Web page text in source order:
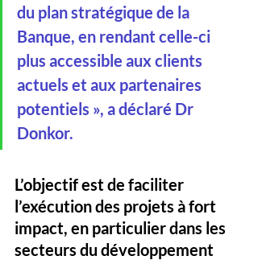
du plan stratégique de la
Banque, en rendant celle-ci
plus accessible aux clients
actuels et aux partenaires
potentiels », a déclaré Dr
Donkor.
L’objectif est de faciliter
l’exécution des projets à fort
impact, en particulier dans les
secteurs du développement